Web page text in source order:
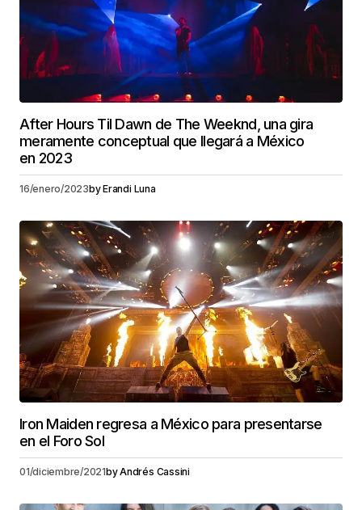
After Hours Til Dawn de The Weeknd, una gira
meramente conceptual que llegará a México
en 2023
16/enero/2023byErandi Luna
Iron Maiden regresa a México para presentarse
en el Foro Sol
01/diciembre/2021byAndrés Cassini